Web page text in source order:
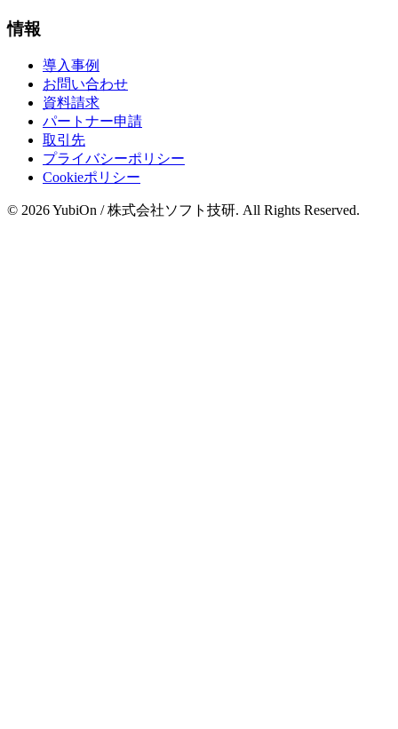
情報
導入事例
お問い合わせ
資料請求
パートナー申請
取引先
プライバシーポリシー
Cookieポリシー
© 2026 YubiOn / 株式会社ソフト技研. All Rights Reserved.